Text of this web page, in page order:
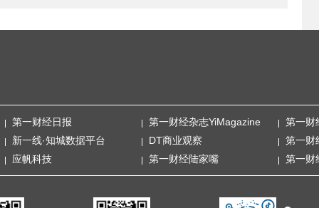
第一财经日报 第一财经杂志YiMagazine
第一财
新一线·知城数据平台
DT商业观察
第一财
应帆科技
第一财经陆家嘴 第一财